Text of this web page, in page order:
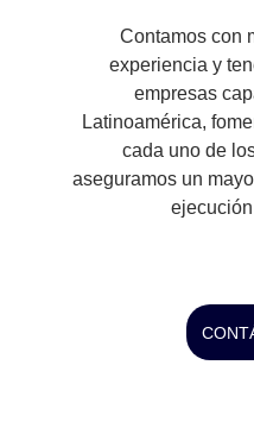
Contamos con
experiencia y
empresas
Latinoamérica,
cada uno de
aseguramos un